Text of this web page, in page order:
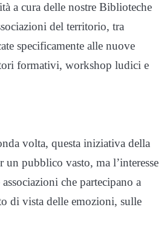
a cura delle nostre Biblioteche
del territorio, tra
specificamente alle nuove
formativi, workshop ludici e
volta, questa iniziativa della
pubblico vasto, ma l’interesse
che partecipano a
di vista delle emozioni, sulle